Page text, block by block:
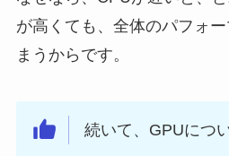
が高くても、全体のパフォ
まうからです。
続いて、GPUにつ